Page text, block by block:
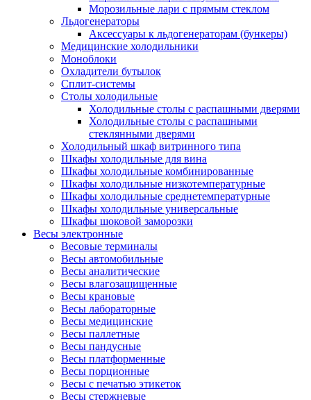
Морозильные лари с прямым стеклом
Льдогенераторы
Аксессуары к льдогенераторам (бункеры)
Медицинские холодильники
Моноблоки
Охладители бутылок
Сплит-системы
Столы холодильные
Холодильные столы с распашными дверями
Холодильные столы с распашными
стеклянными дверями
Холодильный шкаф витринного типа
Шкафы холодильные для вина
Шкафы холодильные комбинированные
Шкафы холодильные низкотемпературные
Шкафы холодильные среднетемпературные
Шкафы холодильные универсальные
Шкафы шоковой заморозки
Весы электронные
Весовые терминалы
Весы автомобильные
Весы аналитические
Весы влагозащищенные
Весы крановые
Весы лабораторные
Весы медицинские
Весы паллетные
Весы пандусные
Весы платформенные
Весы порционные
Весы с печатью этикеток
Весы стержневые